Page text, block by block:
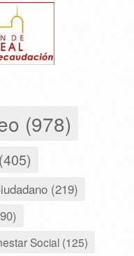
(978)
(219)
Social (125)